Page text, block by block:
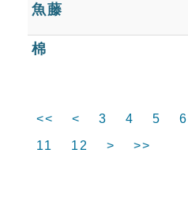
魚藤
棉
<< < 3 4 5 6
11
12 > >>